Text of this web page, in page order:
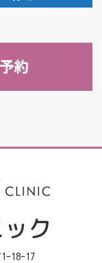
約
1-18-17